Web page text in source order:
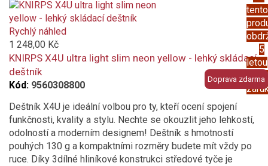
tento
5
letou
Product
is
added
to
compare
Doprava zdarma
Rychlý náhled
1 248,00 Kč
KNIRPS X4U ultra light slim neon yellow - lehký skládací
deštník
Kód: 9560308800
Deštník X4U je ideální volbou pro ty, kteří ocení spojení
funkčnosti, kvality a stylu. Nechte se okouzlit jeho lehkostí,
odolností a moderním designem! Deštník s hmotností
pouhých 130 g a kompaktními rozměry budete mít vždy po
ruce. Díky 3dílné hliníkové konstrukci středové tyče je